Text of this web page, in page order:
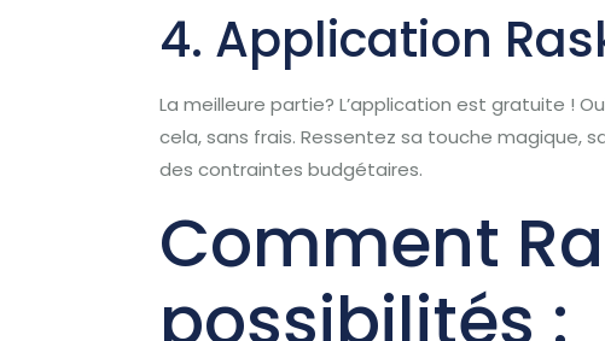
4. Application
La meilleure partie? L’application est gratuite !
cela, sans frais. Ressentez sa touche magique,
des contraintes budgétaires.
Comment
possibilités :